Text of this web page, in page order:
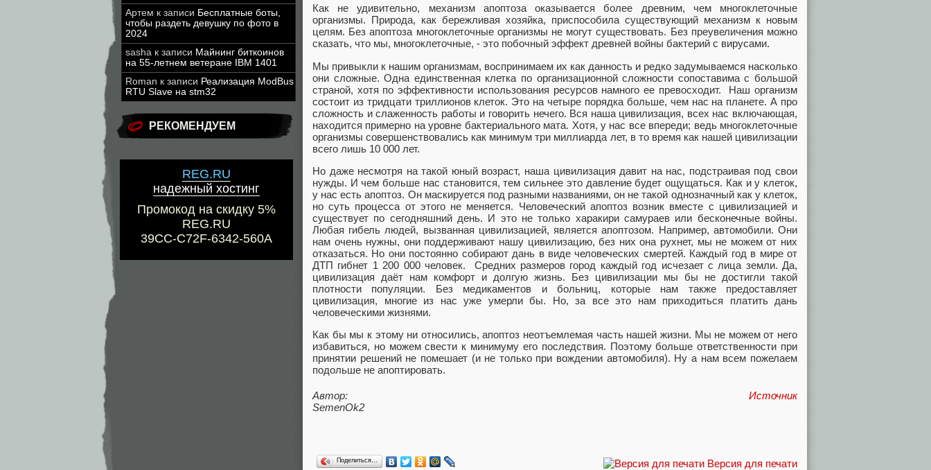
Артем к записи Бесплатные боты,
чтобы раздеть девушку по фото в
2024
sasha к записи Майнинг биткоинов
на 55-летнем ветеране IBM 1401
Roman к записи Реализация ModBus
RTU Slave на stm32
РЕКОМЕНДУЕМ
REG.RU
надежный хостинг
Промокод на скидку 5%
REG.RU
39CC-C72F-6342-560A
Как не удивительно, механизм апоптоза оказывается более древним, чем многоклеточные
организмы. Природа, как бережливая хозяйка, приспособила существующий механизм к новым
целям. Без апоптоза многоклеточные организмы не могут существовать. Без преувеличения можно
сказать, что мы, многоклеточные, - это побочный эффект древней войны бактерий с вирусами.
Мы привыкли к нашим организмам, воспринимаем их как данность и редко задумываемся насколько
они сложные. Одна единственная клетка по организационной сложности сопоставима с большой
страной, хотя по эффективности использования ресурсов намного ее превосходит. Наш организм
состоит из тридцати триллионов клеток. Это на четыре порядка больше, чем нас на планете. А про
сложность и слаженность работы и говорить нечего. Вся наша цивилизация, всех нас включающая,
находится примерно на уровне бактериального мата. Хотя, у нас все впереди; ведь многоклеточные
организмы совершенствовались как минимум три миллиарда лет, в то время как нашей цивилизации
всего лишь 10 000 лет.
Но даже несмотря на такой юный возраст, наша цивилизация давит на нас, подстраивая под свои
нужды. И чем больше нас становится, тем сильнее это давление будет ощущаться. Как и у клеток,
у нас есть апоптоз. Он маскируется под разными названиями, он не такой однозначный как у клеток,
но суть процесса от этого не меняется. Человеческий апоптоз возник вместе с цивилизацией и
существует по сегодняшний день. И это не только харакири самураев или бесконечные войны.
Любая гибель людей, вызванная цивилизацией, является апоптозом. Например, автомобили. Они
нам очень нужны, они поддерживают нашу цивилизацию, без них она рухнет, мы не можем от них
отказаться. Но они постоянно собирают дань в виде человеческих смертей. Каждый год в мире от
ДТП гибнет 1 200 000 человек. Средних размеров город каждый год исчезает с лица земли. Да,
цивилизация даёт нам комфорт и долгую жизнь. Без цивилизации мы бы не достигли такой
плотности популяции. Без медикаментов и больниц, которые нам также предоставляет
цивилизация, многие из нас уже умерли бы. Но, за все это нам приходиться платить дань
человеческими жизнями.
Как бы мы к этому ни относились, апоптоз неотъемлемая часть нашей жизни. Мы не можем от него
избавиться, но можем свести к минимуму его последствия. Поэтому больше ответственности при
принятии решений не помешает (и не только при вождении автомобиля). Ну а нам всем пожелаем
подольше не апоптировать.
Автор:
SemenOk2
Источник
Версия для печати
Поделиться…